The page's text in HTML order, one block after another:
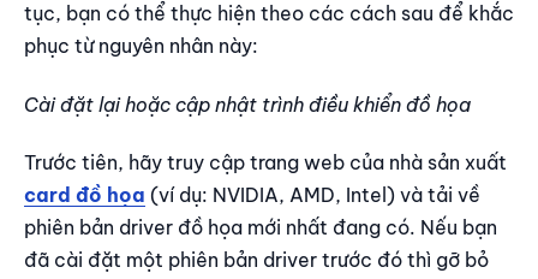
tục, bạn có thể thực hiện theo các cách sau để khắc
phục từ nguyên nhân này:
Cài đặt lại hoặc cập nhật trình điều khiển đồ họa
Trước tiên, hãy truy cập trang web của nhà sản xuất
card đồ họa (ví dụ: NVIDIA, AMD, Intel) và tải về
phiên bản driver đồ họa mới nhất đang có. Nếu bạn
đã cài đặt một phiên bản driver trước đó thì gỡ bỏ